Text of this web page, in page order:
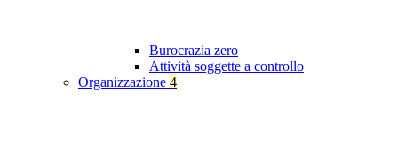
Burocrazia zero
Attività soggette a controllo
Organizzazione 4